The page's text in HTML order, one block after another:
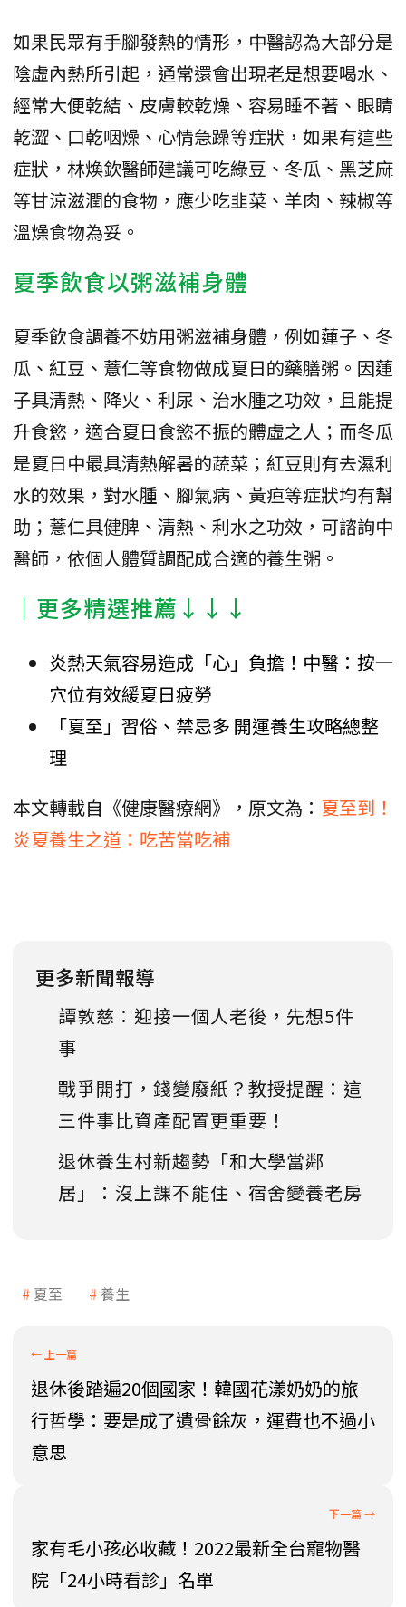
如果民眾有手腳發熱的情形，中醫認為大部分是
陰虛內熱所引起，通常還會出現老是想要喝水、
經常大便乾結、皮膚較乾燥、容易睡不著、眼睛
乾澀、口乾咽燥、心情急躁等症狀，如果有這些
症狀，林煥欽醫師建議可吃綠豆、冬瓜、黑芝麻
等甘涼滋潤的食物，應少吃韭菜、羊肉、辣椒等
溫燥食物為妥。
夏季飲食以粥滋補身體
夏季飲食調養不妨用粥滋補身體，例如蓮子、冬
瓜、紅豆、薏仁等食物做成夏日的藥膳粥。因蓮
子具清熱、降火、利尿、治水腫之功效，且能提
升食慾，適合夏日食慾不振的體虛之人；而冬瓜
是夏日中最具清熱解暑的蔬菜；紅豆則有去濕利
水的效果，對水腫、腳氣病、黃疸等症狀均有幫
助；薏仁具健脾、清熱、利水之功效，可諮詢中
醫師，依個人體質調配成合適的養生粥。
│更多精選推薦↓↓↓
炎熱天氣容易造成「心」負擔！中醫：按一
穴位有效緩夏日疲勞
「夏至」習俗、禁忌多 開運養生攻略總整
理
本文轉載自《健康醫療網》，原文為： 夏至到！
炎夏養生之道：吃苦當吃補
更多新聞報導
譚敦慈：迎接一個人老後，先想5件
事
戰爭開打，錢變廢紙？教授提醒：這
三件事比資產配置更重要！
退休養生村新趨勢「和大學當鄰
居」：沒上課不能住、宿舍變養老房
夏至 養生
退休後踏遍20個國家！韓國花漾奶奶的旅
行哲學：要是成了遺骨餘灰，運費也不過小
意思
家有毛小孩必收藏！2022最新全台寵物醫
院「24小時看診」名單